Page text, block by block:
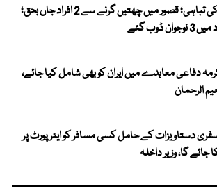
بارشوں کی تباہی؛ قصور میں چھتیں گرنے سے 2 افراد جاں بحق؛
ڈوب گئے
دفاعی معاہدے میں ایران کو بھی شامل کیا جائے،
الرحمان
دستاویزات کے حامل کسی مسافر کو ایئرپورٹ پر
جائے گا، وزیر داخلہ